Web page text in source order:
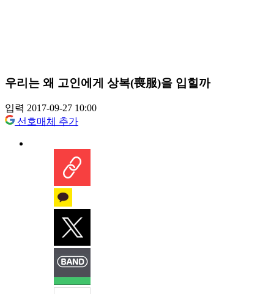
우리는 왜 고인에게 상복(喪服)을 입힐까
입력 2017-09-27 10:00
선호매체 추가